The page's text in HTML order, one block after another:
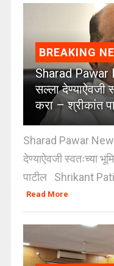
BREAKING
Sharad Pawar
सल्ला देण्याऐवजी
करा – श्रीकांत
Sharad Pawar
देण्याऐवजी स्वतःच्या
पाटील Shrikant
Read More